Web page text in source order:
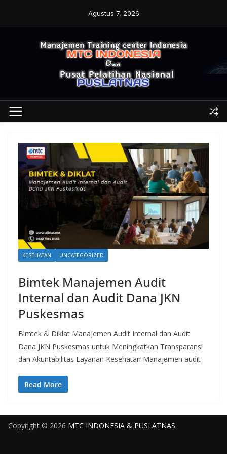
Agustus 7, 2026
KESEHATAN UNCATEGORIZED
Bimtek Manajemen Audit
Internal dan Audit Dana JKN
Puskesmas
Bimtek & Diklat Manajemen Audit Internal dan Audit
Dana JKN Puskesmas untuk Meningkatkan Transparansi
dan Akuntabilitas Layanan Kesehatan Manajemen audit
Read More
Copyright © 2026 MTC INDONESIA & PUSLATNAS.